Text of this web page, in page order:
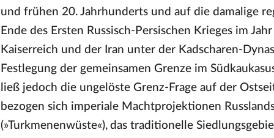
und frühen 20. Jahrhunderts und auf die damalige
Ende des Ersten Russisch-Persischen Krieges im
Kaiserreich und der Iran unter der Kadscharen-
Festlegung der gemeinsamen Grenze im
ließ jedoch die ungelöste Grenz-Frage auf der
bezogen sich imperiale Machtprojektionen
(»Turkmenenwüste«), das traditionelle